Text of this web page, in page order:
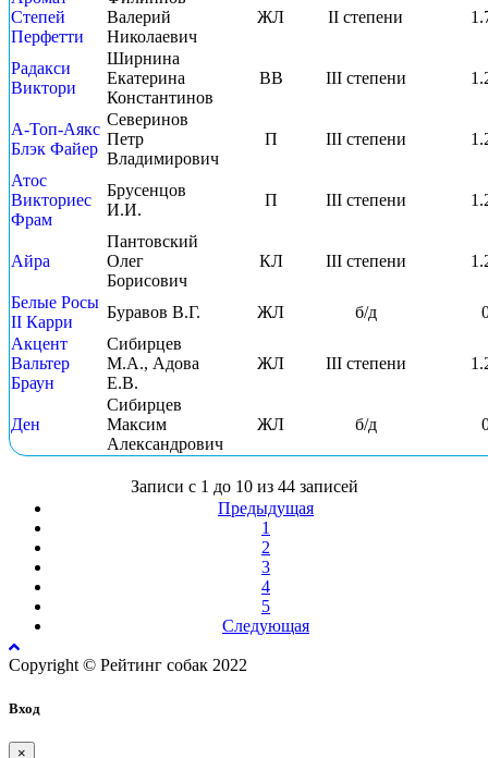
Степей
Перфетти
Валерий
Николаевич
ЖЛ II степени
Радакси
Виктори
Ширнина
Екатерина
Константинов
ВВ III степени
А-Топ-Аякс
Блэк Файер
Северинов
Петр
Владимирович
П III степени
Атос
Викториес
Фрам
Брусенцов
И.И.
П III степени
Айра
Пантовский
Олег
Борисович
КЛ III степени
Белые Росы
II Карри
Буравов В.Г. ЖЛ б/д
Акцент
Вальтер
Браун
Сибирцев
М.А., Адова
Е.В.
ЖЛ III степени
Ден
Сибирцев
Максим
Александрович
ЖЛ б/д
Записи с 1 до 10 из 44 записей
Предыдущая
1
2
3
4
5
Следующая
Copyright © Рейтинг собак 2022
Вход
×